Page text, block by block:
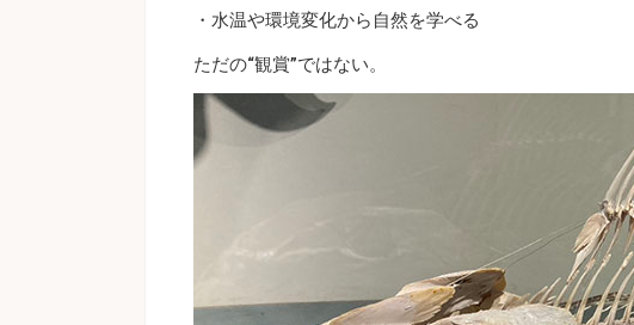
・水温や環境変化から自然を学べる
ただの“観賞”ではない。